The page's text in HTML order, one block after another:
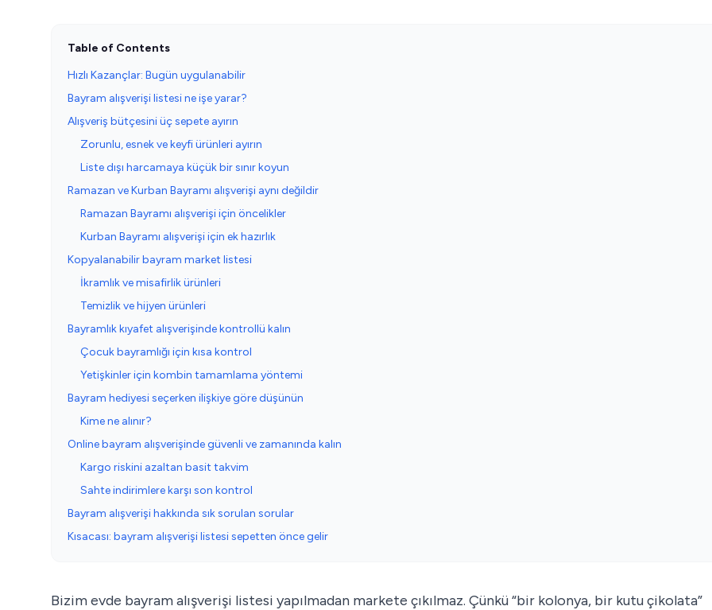
Table of Contents
Hızlı Kazançlar: Bugün uygulanabilir
Bayram alışverişi listesi ne işe yarar?
Alışveriş bütçesini üç sepete ayırın
Zorunlu, esnek ve keyfi ürünleri ayırın
Liste dışı harcamaya küçük bir sınır koyun
Ramazan ve Kurban Bayramı alışverişi aynı değildir
Ramazan Bayramı alışverişi için öncelikler
Kurban Bayramı alışverişi için ek hazırlık
Kopyalanabilir bayram market listesi
İkramlık ve misafirlik ürünleri
Temizlik ve hijyen ürünleri
Bayramlık kıyafet alışverişinde kontrollü kalın
Çocuk bayramlığı için kısa kontrol
Yetişkinler için kombin tamamlama yöntemi
Bayram hediyesi seçerken ilişkiye göre düşünün
Kime ne alınır?
Online bayram alışverişinde güvenli ve zamanında kalın
Kargo riskini azaltan basit takvim
Sahte indirimlere karşı son kontrol
Bayram alışverişi hakkında sık sorulan sorular
Kısacası: bayram alışverişi listesi sepetten önce gelir
Bizim evde bayram alışverişi listesi yapılmadan markete çıkılmaz. Çünkü “bir kolonya, bir kutu çikolata”